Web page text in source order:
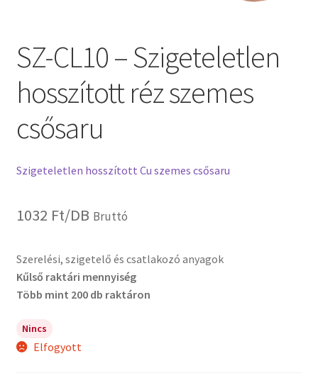
SZ-CL10 – Szigeteletlen
hosszított réz szemes
csősaru
Szigeteletlen hosszított Cu szemes csősaru
1032 Ft/DB Bruttó
Szerelési, szigetelő és csatlakozó anyagok
Kűlső raktári mennyiség
Több mint 200 db raktáron
Nincs
Elfogyott